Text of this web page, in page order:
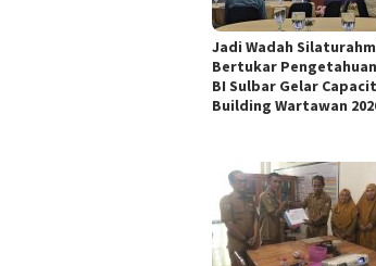
Jadi Wadah
Bertukar
BI Sulbar Gelar
Building Wartawan